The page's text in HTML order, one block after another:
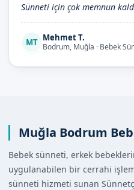
Sünneti için çok memnun
MT Mehmet T.
Bodrum, Muğla · Bebek
Muğla Bodrum
Bebek sünneti, erkek
uygulanabilen bir cerrahi
sünneti hizmeti sunan